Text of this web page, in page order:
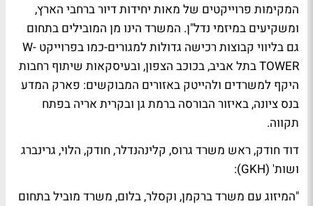
המקימות פרוייקטים של מאות יחידות דיור ברחבי הארץ,
ומשקיעים במיזמי נדל"ן. המשרד הינו מן המובילים בתחום
גם בליווי קבוצות רכישה גדולות למגורים-כמו בפרוייקט W-
TOWER בתל אביב, בכוכב הצפון, ובעיסקאות שיתוף רחבות
היקף למשרדים ולהייטק באזורים המבוקשים: פארק המדע
בנס ציונה, באיזור הבורסה ברמת גן ובקרית אריה בפתח
תקווה.
דוד חודק, ראש משרד גרוס, קלינהנדלר, חודק, הלוי, גרינברג
ושות' (GKH):
"המיזוג עם משרד ברקמן, וקסלר, בלום, משרד מוביל בתחום